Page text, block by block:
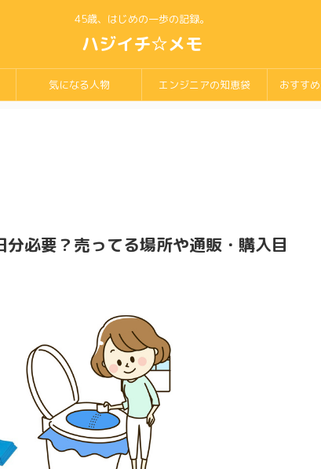
45歳、はじめの一歩の記録。
ハジイチ☆メモ
気になる人物 エンジニアの知恵袋 おすす
必要？売ってる場所や通販・購入目